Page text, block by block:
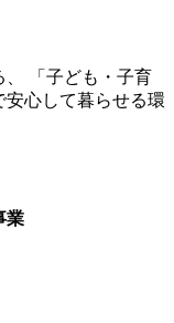
、 「子ども・子育
心して暮らせる環
業